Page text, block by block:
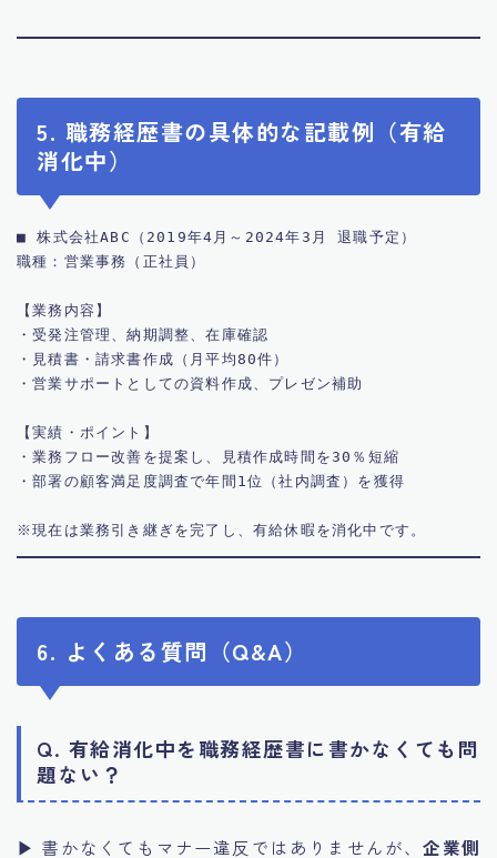
5. 職務経歴書の具体的な記載例（有給
消化中）
■ 株式会社ABC（2019年4月～2024年3月 退職予定）
職種：営業事務（正社員）
【業務内容】
・受発注管理、納期調整、在庫確認
・見積書・請求書作成（月平均80件）
・営業サポートとしての資料作成、プレゼン補助
【実績・ポイント】
・業務フロー改善を提案し、見積作成時間を30％短縮
・部署の顧客満足度調査で年間1位（社内調査）を獲得
6. よくある質問（Q&A）
Q. 有給消化中を職務経歴書に書かなくても問
題ない？
▶ 書かなくてもマナー違反ではありませんが、企業側